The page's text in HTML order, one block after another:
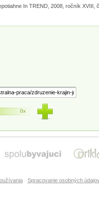
In TREND, 2008, ročník XVIII,
0x
Spracovanie osobných